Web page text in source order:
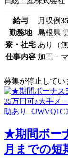
給与 月収例
勤務地
島根県
寮・社宅 あり（無
仕事内容 加工・
募集が停止してい
★期間ボー
月までの短